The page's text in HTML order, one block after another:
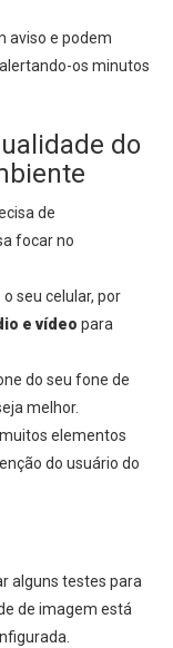
aviso e podem
os minutos
do
de
focar no
seu celular, por
e vídeo para
do seu fone de
melhor.
elementos
do usuário do
alguns testes para
de imagem está